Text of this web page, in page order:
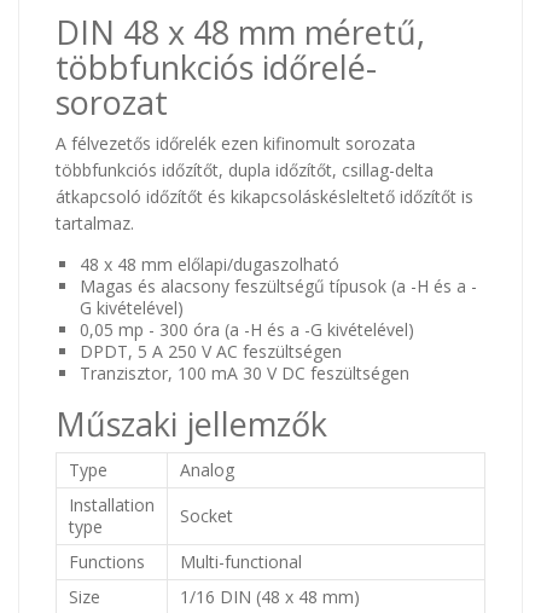
DIN 48 x 48 mm méretű,
többfunkciós időrelé-
sorozat
A félvezetős időrelék ezen kifinomult sorozata
többfunkciós időzítőt, dupla időzítőt, csillag-delta
átkapcsoló időzítőt és kikapcsoláskésleltető időzítőt is
tartalmaz.
48 x 48 mm előlapi/dugaszolható
Magas és alacsony feszültségű típusok (a -H és a -
G kivételével)
0,05 mp - 300 óra (a -H és a -G kivételével)
DPDT, 5 A 250 V AC feszültségen
Tranzisztor, 100 mA 30 V DC feszültségen
Műszaki jellemzők
Type
Analog
Installation
type
Socket
Functions
Multi-functional
Size
1/16 DIN (48 x 48 mm)